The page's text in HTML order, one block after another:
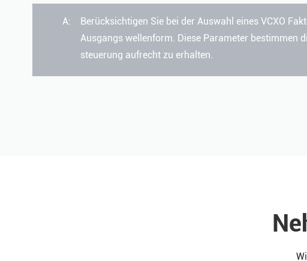
A:
Berücksichtigen Sie bei der Auswahl eines VCXO
Ausgangs wellenform. Diese Parameter bestimmen
steuerung aufrecht zu erhalten.